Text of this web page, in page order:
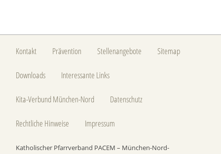
Kontakt Prävention Stellenangebote Sitemap
Downloads Interessante Links
Kita-Verbund München-Nord Datenschutz
Rechtliche Hinweise Impressum
Katholischer Pfarrverband PACEM – München-Nord-